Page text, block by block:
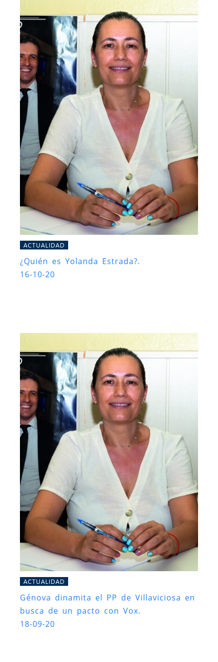
ACTUALIDAD
¿Quién es Yolanda Estrada?.
16-10-20
ACTUALIDAD
Génova dinamita el PP de Villaviciosa en
busca de un pacto con Vox.
18-09-20